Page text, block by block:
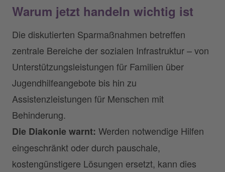
Warum jetzt handeln wichtig ist
Die diskutierten Sparmaßnahmen betreffen
zentrale Bereiche der sozialen Infrastruktur – von
Unterstützungsleistungen für Familien über
Jugendhilfeangebote bis hin zu
Assistenzleistungen für Menschen mit
Behinderung.
Die Diakonie warnt: Werden notwendige Hilfen
eingeschränkt oder durch pauschale,
kostengünstigere Lösungen ersetzt, kann dies